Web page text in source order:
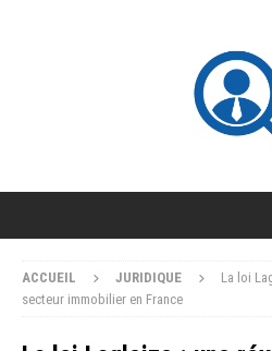
ACCUEIL JURIDIQUE
La loi
secteur immobilier en France